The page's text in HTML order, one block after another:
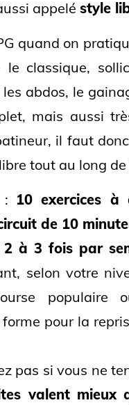
appelé style
quand on
le classique,
abdos, le
mais aussi
il faut
tout au long de
: 10 exercices à
de 10
2 à 3 fois par
selon votre
populaire
pour la
pas si vous ne
valent mieux